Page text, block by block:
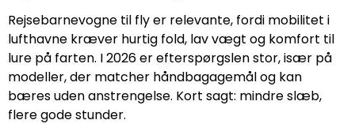
Rejsebarnevogne til fly er relevante, fordi mobilitet i
lufthavne kræver hurtig fold, lav vægt og komfort til
lure på farten. I 2026 er efterspørgslen stor, især på
modeller, der matcher håndbagagemål og kan
bæres uden anstrengelse. Kort sagt: mindre slæb,
flere gode stunder.